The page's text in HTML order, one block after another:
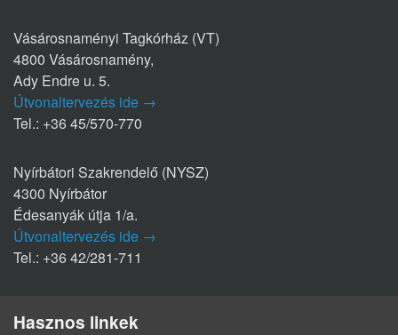
Vásárosnaményi Tagkórház (VT)
4800 Vásárosnamény,
Ady Endre u. 5.
Útvonaltervezés ide →
Tel.: +36 45/570-770
Nyírbátori Szakrendelő (NYSZ)
4300 Nyírbátor
Édesanyák útja 1/a.
Útvonaltervezés ide →
Tel.: +36 42/281-711
Hasznos linkek